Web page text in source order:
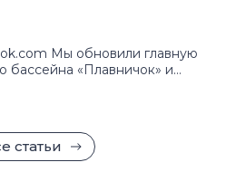
Мы обновили главную
бассейна «Плавничок» и
сайт теперь работает как
помогает быстро
статьи